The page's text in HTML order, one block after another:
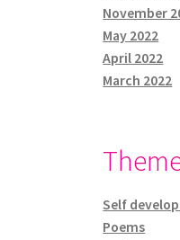
November
May 2022
April 2022
March 2022
Self
Poems